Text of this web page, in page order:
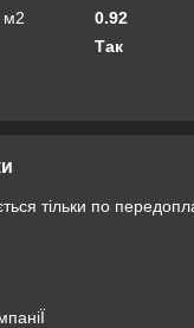
м2
0.92
Так
тільки по